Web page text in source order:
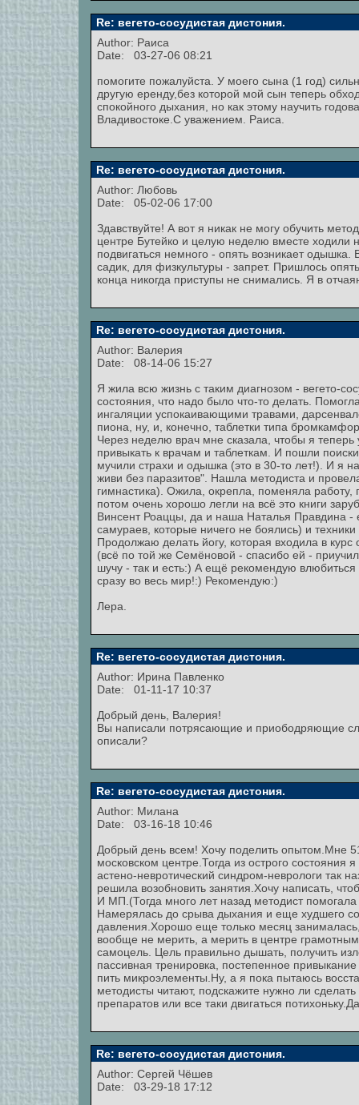
Re: вегето-сосудистая дистония.
Author: Раиса
Date: 03-27-06 08:21
помогите пожалуйста. У моего сына (1 год)
другую еренду,без которой мой сын теперь
спокойного дыхания, но как этому научить
Владивостоке.С уважением. Раиса.
Re: вегето-сосудистая дистония.
Author: Любовь
Date: 05-02-06 17:00
Здавствуйте! А вот я никак не могу обучить
центре Бутейко и целую неделю вместе ходили
подвигаться немного - опять возникает
садик, для физкультуры - запрет. Пришлось
конца никогда приступы не снимались. Я в
Re: вегето-сосудистая дистония.
Author: Валерия
Date: 08-14-06 15:27
Я жила всю жизнь с таким диагнозом - вегето-
состояния, что надо было что-то делать.
ингаляции успокаивающими травами,
пиона, ну, и, конечно, таблетки типа
Через неделю врач мне сказала, чтобы я
привыкать к врачам и таблеткам. И пошли
мучили страхи и одышка (это в 30-то лет!). И я
живи без паразитов". Нашла методиста и
гимнастика). Ожила, окрепла, поменяла работу,
потом очень хорошо легли на всё это книги
Винсент Роаццы, да и наша Наталья Правдина -
самураев, которые ничего не боялись) и
Продолжаю делать йогу, которая входила в
(всё по той же Семёновой - спасибо ей -
шучу - так и есть:) А ещё рекомендую влюбиться
сразу во весь мир!:) Рекомендую:)
Лера.
Re: вегето-сосудистая дистония.
Author: Ирина Павленко
Date: 01-11-17 10:37
Добрый день, Валерия!
Вы написали потрясающие и приободряющие
описали?
Re: вегето-сосудистая дистония.
Author: Милана
Date: 03-16-18 10:46
Добрый день всем! Хочу поделить опытом.Мне
московском центре.Тогда из острого
астено-невротический синдром-неврологи так
решила возобновить занятия.Хочу написать,
И МП.(Тогда много лет назад методист
Намерялась до срыва дыхания и еще худшего
давления.Хорошо еще только месяц
вообще не мерить, а мерить в центре
самоцель. Цель правильно дышать, получить
пассивная тренировка, постепенное
пить микроэлементы.Ну, а я пока пытаюсь
методисты читают, подскажите нужно ли
препаратов или все таки двигаться
Re: вегето-сосудистая дистония.
Author: Сергей Чёшев
Date: 03-29-18 17:12